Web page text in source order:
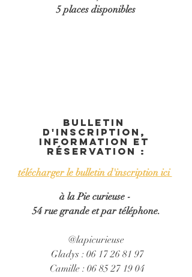
5 places disponibles
Bulletin
d'inscription,
Information et
réservation :
télécharger le bulletin d'inscription ici
à la Pie curieuse -
54 rue grande et par téléphone.
@lapicurieuse
Gladys : 06 17 26 81 97
Camille : 06 85 27 19 04